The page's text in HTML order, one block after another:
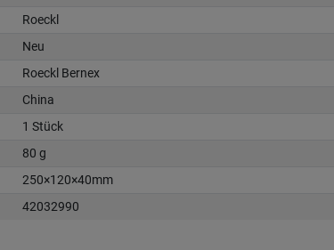
Roeckl
Neu
Roeckl Bernex
China
1 Stück
80 g
250×120×40mm
42032990